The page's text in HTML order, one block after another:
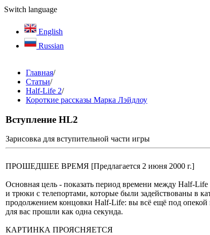
Switch language
English
Russian
Главная/
Статьи/
Half-Life 2/
Короткие рассказы Марка Лэйдлоу
Вступление HL2
Зарисовка для вступительной части игры
ПРОШЕДШЕЕ ВРЕМЯ [Предлагается 2 июня 2000 г.]
Основная цель - показать период времени между Half-
и трюки с телепортами, которые были задействованы в
продолжением концовки Half-Life: вы всё ещё под опекой
для вас прошли как одна секунда.
КАРТИНКА ПРОЯСНЯЕТСЯ